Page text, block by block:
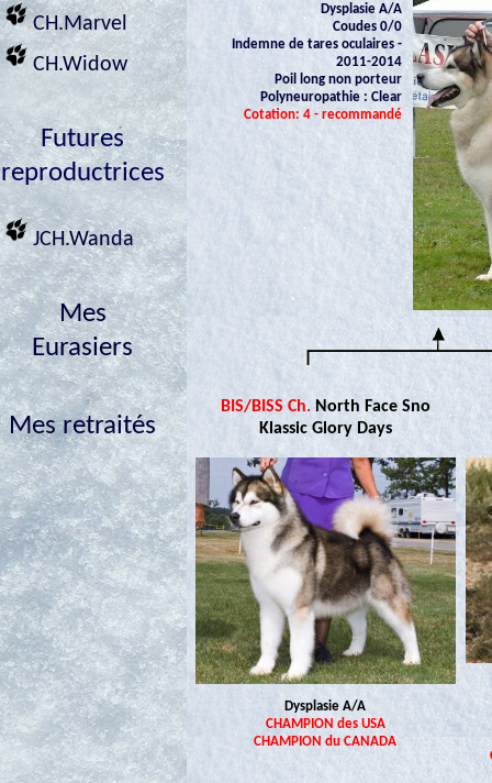
CH.Marvel
CH.Widow
Futures
reproductrices
JCH.Wanda
Mes
Eurasiers
Mes retraités
Dysplasie A/A
Coudes 0/0
Indemne de tares oculaires -
2011-2014
Poil long non porteur
Polyneuropathie : Clear
Cotation: 4 - recommandé
BIS/BISS Ch. North Face Sno
Klassic Glory Days
Dysplasie A/A
CHAMPION des USA
CHAMPION du CANADA